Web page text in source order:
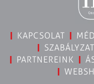
KAPCSOLAT
PARTNEREINK